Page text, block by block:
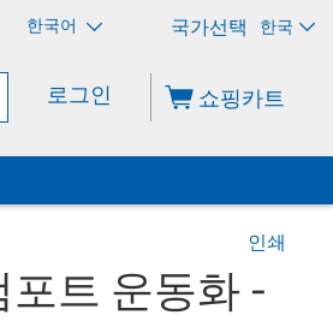
한국어 한국
로그인 쇼핑카트
인쇄
트 운동화 -